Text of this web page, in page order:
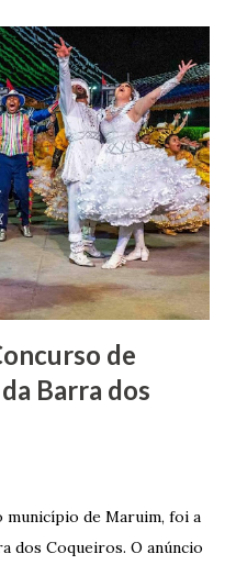
volumosa herança. Em
Janeiro e casou-se com
O Barão de Maruim
à atividade agrícola, que
financeira. João
a Igreja Matriz de Nosso
foi inaugurada em 1862 e
de Vasconcelos. A Igreja
de
Barra dos
município de Maruim, foi a
dos Coqueiros. O anúncio